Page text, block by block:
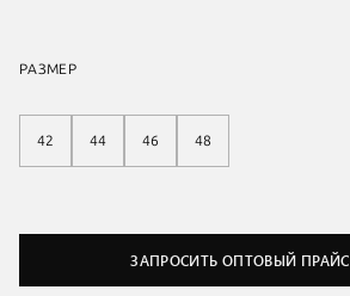
РАЗМЕР
42 44 46 48
ЗАПРОСИТЬ ОПТОВЫЙ ПРАЙС